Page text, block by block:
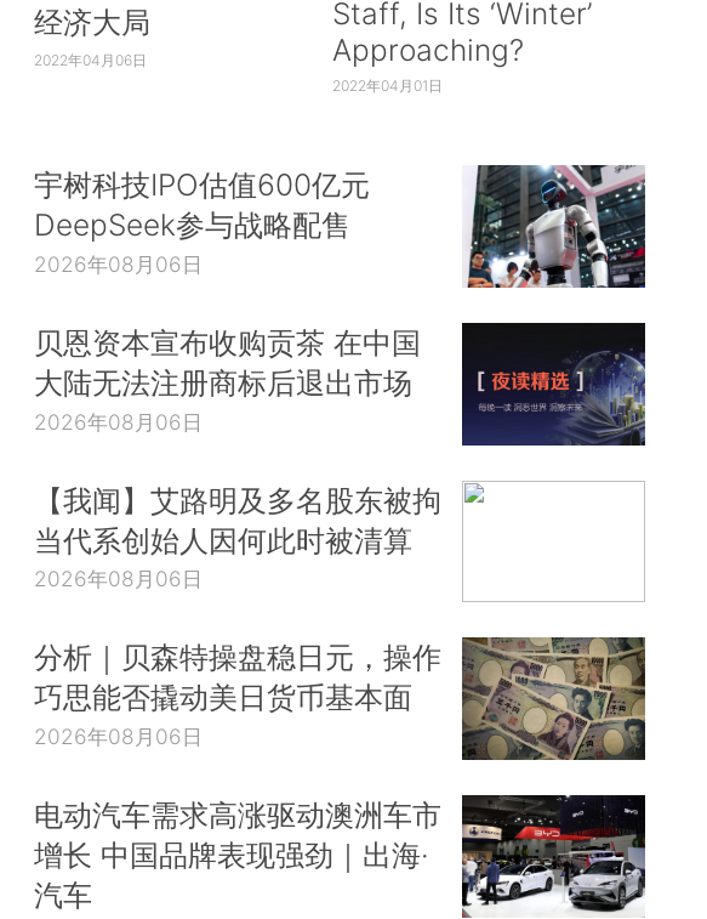
经济大局
2022年04月06日
Staff, Is Its ‘Winter’
Approaching?
2022年04月01日
宇树科技IPO估值600亿元
DeepSeek参与战略配售
2026年08月06日
贝恩资本宣布收购贡茶 在中国
大陆无法注册商标后退出市场
2026年08月06日
【我闻】艾路明及多名股东被拘
当代系创始人因何此时被清算
2026年08月06日
分析｜贝森特操盘稳日元，操作
巧思能否撬动美日货币基本面
2026年08月06日
电动汽车需求高涨驱动澳洲车市
增长 中国品牌表现强劲｜出海·
汽车